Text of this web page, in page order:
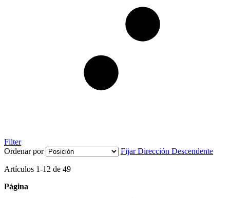
Filter
Ordenar por
Fijar Dirección Descendente
Artículos 1-12 de 49
Página